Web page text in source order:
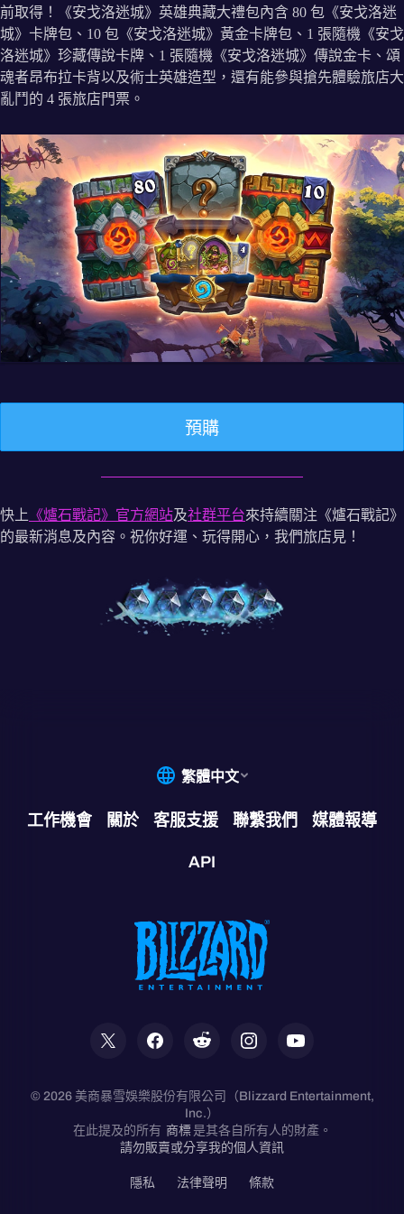
前取得！《安戈洛迷城》英雄典藏大禮包內含 80 包《安戈洛迷
城》卡牌包、10 包《安戈洛迷城》黃金卡牌包、1 張隨機《安戈
洛迷城》珍藏傳說卡牌、1 張隨機《安戈洛迷城》傳說金卡、頌
魂者昂布拉卡背以及術士英雄造型，還有能參與搶先體驗旅店大
亂鬥的 4 張旅店門票。
預購
快上 《爐石戰記》官方網站及社群平台來持續關注《爐石戰記》
的最新消息及內容。祝你好運、玩得開心，我們旅店見！